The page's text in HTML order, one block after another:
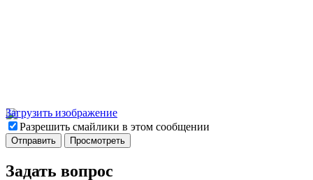
Загрузить изображение
Разрешить смайлики в этом сообщении
Задать вопрос